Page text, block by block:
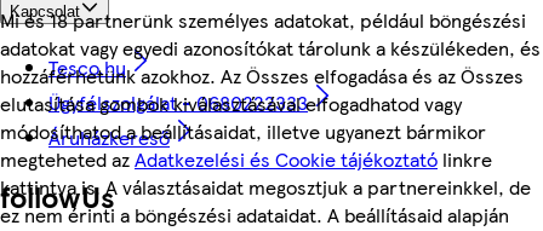
Mi és 18 partnerünk személyes adatokat, például böngészési
adatokat vagy egyedi azonosítókat tárolunk a készülékeden, és
hozzáférhetünk azokhoz. Az Összes elfogadása és az Összes
elutasítása gombok kiválasztásával elfogadhatod vagy
módosíthatod a beállításaidat, illetve ugyanezt bármikor
megteheted azAdatkezelési és Cookie tájékoztató linkre
kattintva is. A választásaidat megosztjuk a partnereinkkel, de
ez nem érinti a böngészési adataidat. A beállításaid alapján
Kapcsolat
Tesco.hu
Ügyfélszolgálat - 0680222333
Áruházkereső
followUs